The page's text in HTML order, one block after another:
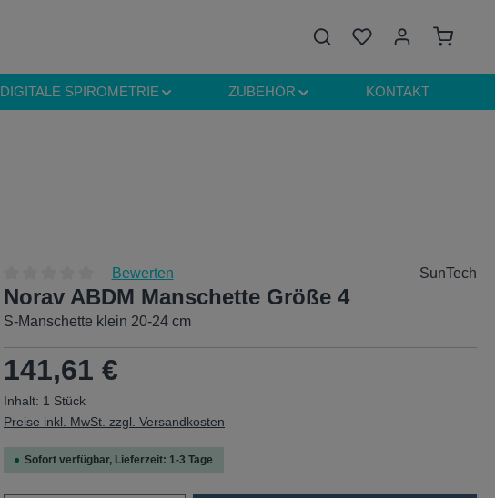
Du hast 0 Produkte
DIGITALE SPIROMETRIE ZUBEHÖR KONTAKT
Durchschnittliche Bewertung von 0 von 5 Sternen
Bewerten SunTech
Norav ABDM Manschette Größe 4
S-Manschette klein 20-24 cm
Regulärer Preis:
141,61 €
Inhalt: 1 Stück
Preise inkl. MwSt. zzgl. Versandkosten
Sofort verfügbar, Lieferzeit: 1-3 Tage